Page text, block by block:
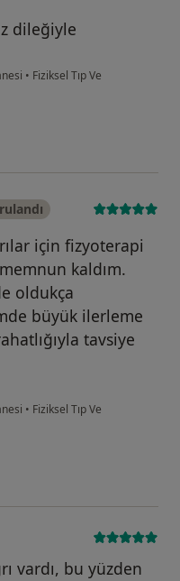
dileğiyle
• Fiziksel Tıp Ve
için fizyoterapi
kaldım.
oldukça
büyük ilerleme
tavsiye
• Fiziksel Tıp Ve
vardı, bu yüzden